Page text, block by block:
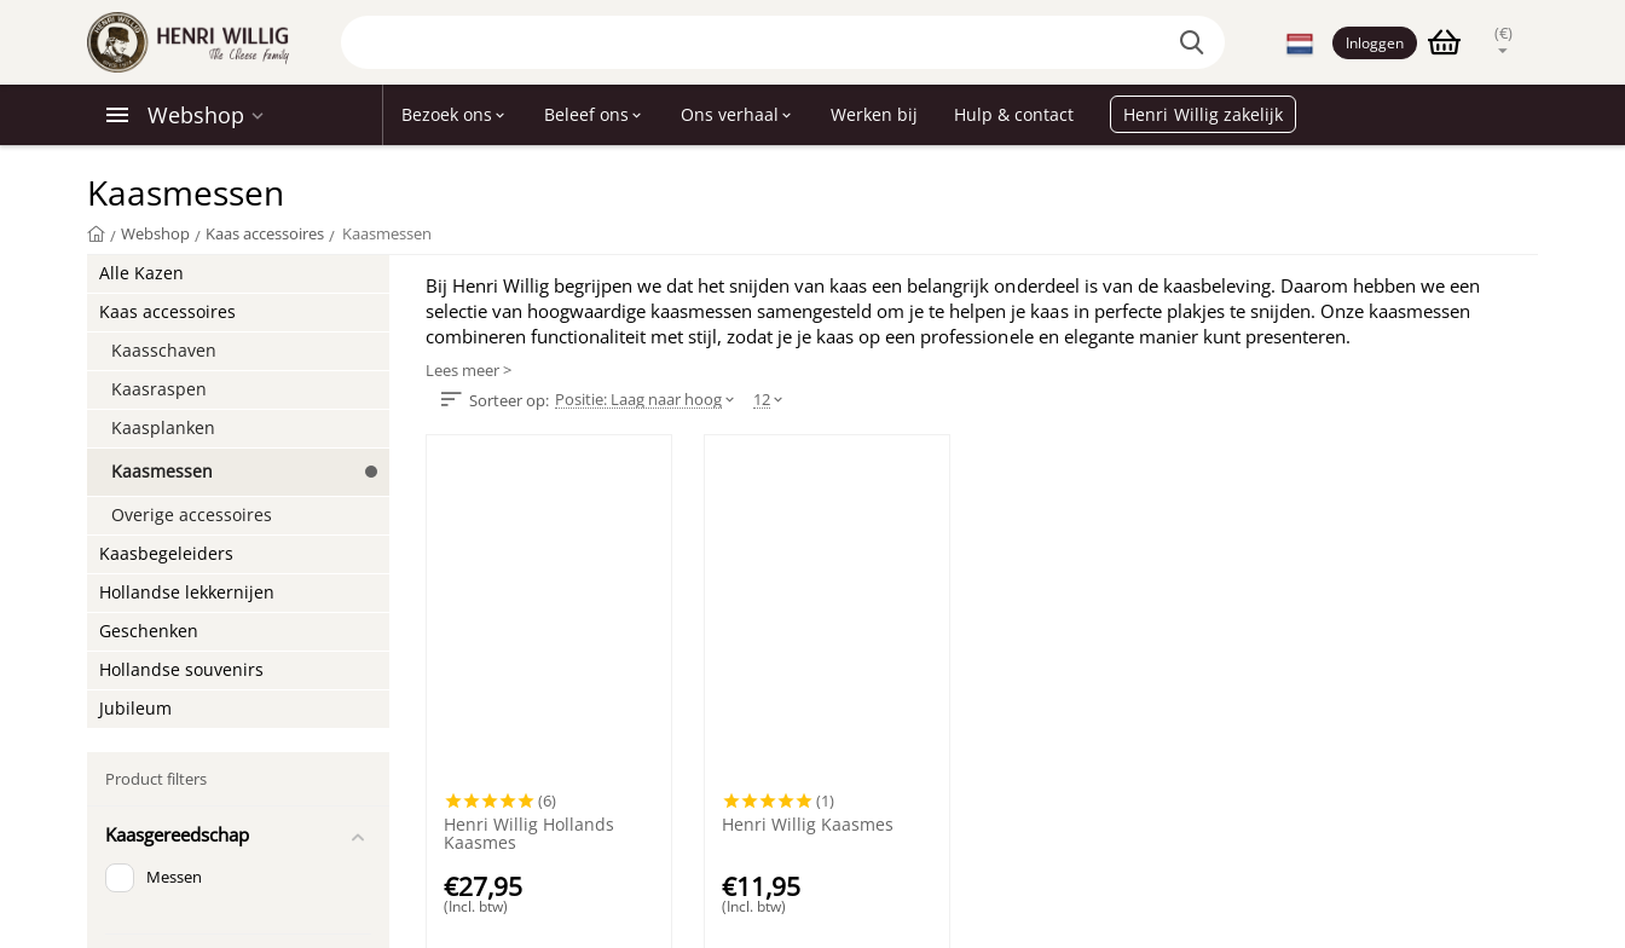
Inloggen (€)
Webshop Bezoek ons Beleef ons Ons verhaal Werken bij Hulp & contact Henri Willig zakelijk
Kaasmessen
/ Webshop / Kaas accessoires / Kaasmessen
Bij Henri Willig begrijpen we dat het snijden van kaas een belangrijk onderdeel is van de kaasbeleving. Daarom hebben we een
selectie van hoogwaardige kaasmessen samengesteld om je te helpen je kaas in perfecte plakjes te snijden. Onze kaasmessen
combineren functionaliteit met stijl, zodat je je kaas op een professionele en elegante manier kunt presenteren.
Lees meer >
Sorteer op: Positie: Laag naar hoog 12
(6)
Henri Willig Hollands
Kaasmes
€27,95
(Incl. btw)
(1)
Henri Willig Kaasmes
€11,95
(Incl. btw)
Alle Kazen
Kaas accessoires
Kaasschaven
Kaasraspen
Kaasplanken
Kaasmessen
Overige accessoires
Kaasbegeleiders
Hollandse lekkernijen
Geschenken
Hollandse souvenirs
Jubileum
Product filters
Kaasgereedschap
Messen